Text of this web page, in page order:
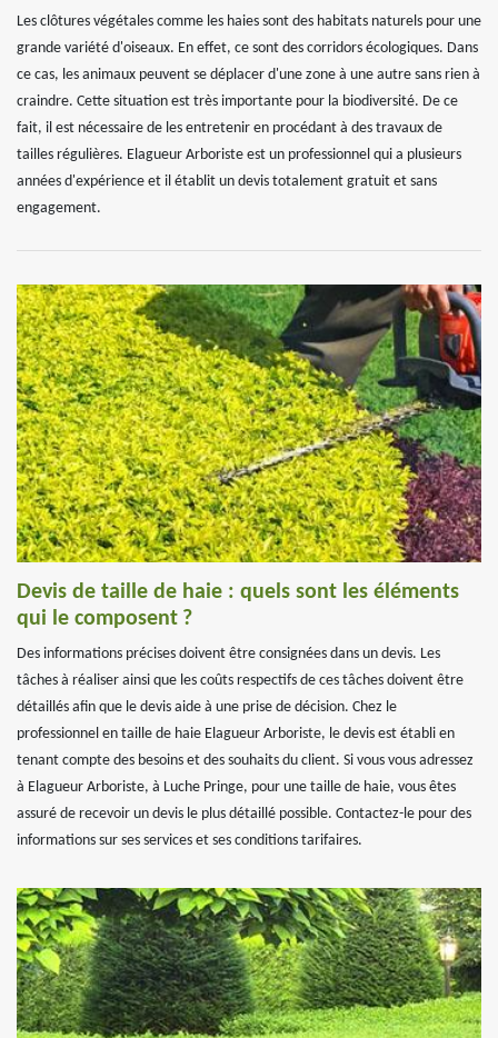
Les clôtures végétales comme les haies sont des habitats naturels pour une
grande variété d'oiseaux. En effet, ce sont des corridors écologiques. Dans
ce cas, les animaux peuvent se déplacer d'une zone à une autre sans rien à
craindre. Cette situation est très importante pour la biodiversité. De ce
fait, il est nécessaire de les entretenir en procédant à des travaux de
tailles régulières. Elagueur Arboriste est un professionnel qui a plusieurs
années d'expérience et il établit un devis totalement gratuit et sans
engagement.
Devis de taille de haie : quels sont les éléments
qui le composent ?
Des informations précises doivent être consignées dans un devis. Les
tâches à réaliser ainsi que les coûts respectifs de ces tâches doivent être
détaillés afin que le devis aide à une prise de décision. Chez le
professionnel en taille de haie Elagueur Arboriste, le devis est établi en
tenant compte des besoins et des souhaits du client. Si vous vous adressez
à Elagueur Arboriste, à Luche Pringe, pour une taille de haie, vous êtes
assuré de recevoir un devis le plus détaillé possible. Contactez-le pour des
informations sur ses services et ses conditions tarifaires.